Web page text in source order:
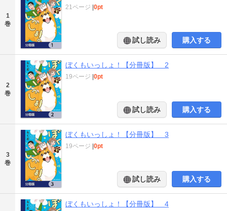
1
巻
21ページ |0pt
試し読み 購入する
2
巻
ぼくもいっしょ！【分冊版】 2
19ページ |0pt
試し読み 購入する
3
巻
ぼくもいっしょ！【分冊版】 3
19ページ |0pt
試し読み 購入する
ぼくもいっしょ！【分冊版】 4